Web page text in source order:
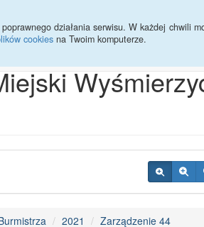
działania serwisu. W każdej chwili
cookies na Twoim komputerze.
Przycisk wyszukaj duży
2021 Zarządzenie 44